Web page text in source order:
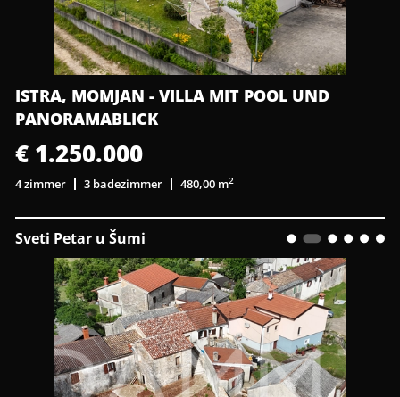
ISTRA, MOMJAN - VILLA MIT POOL UND
PANORAMABLICK
€ 1.250.000
4 zimmer 3 badezimmer 480,00 m2
Sveti Petar u Šumi